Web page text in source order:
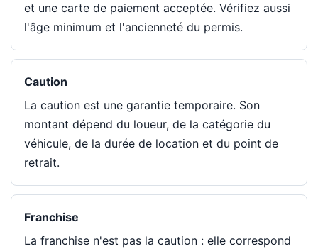
et une carte de paiement acceptée. Vérifiez aussi
l'âge minimum et l'ancienneté du permis.
Caution
La caution est une garantie temporaire. Son
montant dépend du loueur, de la catégorie du
véhicule, de la durée de location et du point de
retrait.
Franchise
La franchise n'est pas la caution : elle correspond